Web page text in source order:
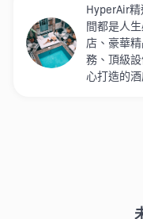
HyperAir
間都是人
店、豪華
務、頂級
心打造的酒